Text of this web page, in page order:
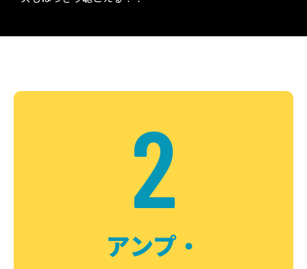
2
アンプ・